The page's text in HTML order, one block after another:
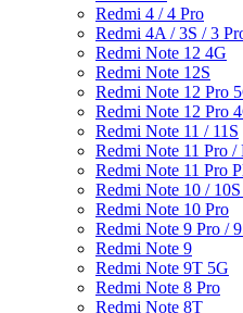
Redmi 4 / 4 Pro
Redmi 4A / 3S / 3
Redmi Note 12 4G
Redmi Note 12S
Redmi Note 12 Pro
Redmi Note 12 Pro
Redmi Note 11 / 11S
Redmi Note 11 Pro /
Redmi Note 11 Pro
Redmi Note 10 /
Redmi Note 10 Pro
Redmi Note 9 Pro /
Redmi Note 9
Redmi Note 9T 5G
Redmi Note 8 Pro
Redmi Note 8T